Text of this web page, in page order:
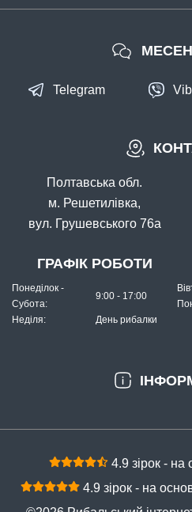
Полтавська обл.
м. Решетилівка,
вул. Грушевського 76а
ГРАФІК РОБОТИ
Понеділок -
Субота:
9:00 - 17:00
Неділя: День рибалки
Telegram
4.9 зірок - на
4.9 зірок - на